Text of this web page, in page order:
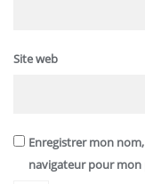
Site web
Enregistrer mon
navigateur pour